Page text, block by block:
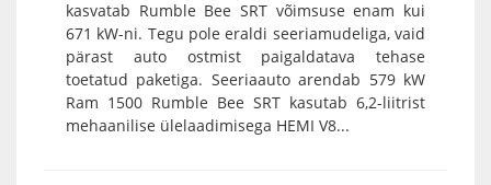
kasvatab Rumble Bee SRT võimsuse enam kui
671 kW-ni. Tegu pole eraldi seeriamudeliga, vaid
pärast auto ostmist paigaldatava tehase
toetatud paketiga. Seeriaauto arendab 579 kW
Ram 1500 Rumble Bee SRT kasutab 6,2-liitrist
mehaanilise ülelaadimisega HEMI V8...